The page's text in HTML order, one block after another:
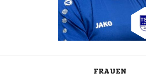
FRAUEN